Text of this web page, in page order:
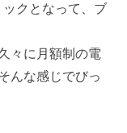
クとなって、ブ
々に月額制の電
んな感じでびっ